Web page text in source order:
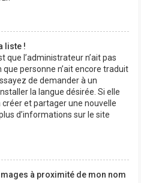
liste !
que l’administrateur n’ait pas
personne n’ait encore traduit
de demander à un
la langue désirée. Si elle
créer et partager une nouvelle
d’informations sur le site
à proximité de mon nom